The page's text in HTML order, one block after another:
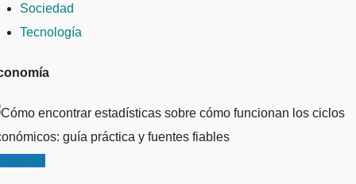
Sociedad
Tecnología